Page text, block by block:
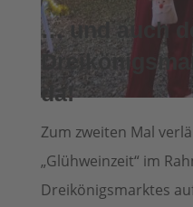
… und auch
da!
Zum zweiten Mal
„Glühweinzeit“ im
Dreikönigsmarktes